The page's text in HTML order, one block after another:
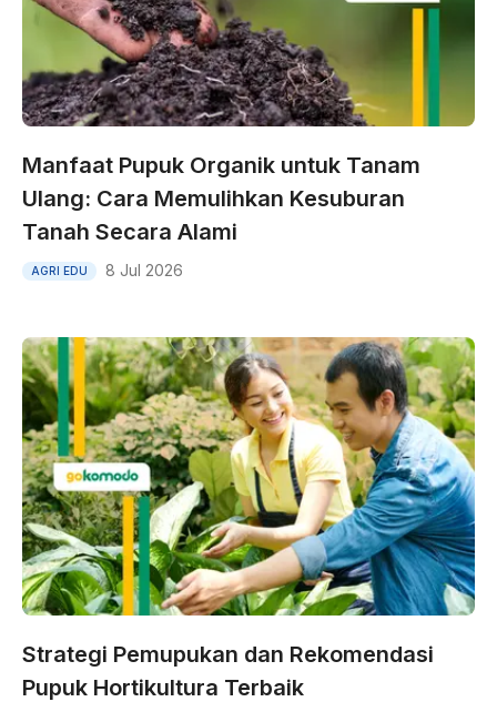
Manfaat Pupuk Organik untuk Tanam
Ulang: Cara Memulihkan Kesuburan
Tanah Secara Alami
AGRI EDU 8 Jul 2026
Strategi Pemupukan dan Rekomendasi
Pupuk Hortikultura Terbaik